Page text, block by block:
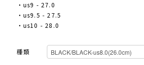
・us9 - 27.0
・us9.5 - 27.5
・us10 - 28.0
種類